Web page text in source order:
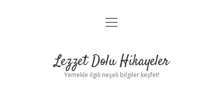
Anasayfa
Yasal Uyarı
menüyü
Lezzet Dolu Hikayeler
Yemekle ilgili neşeli bilgiler keşfet!